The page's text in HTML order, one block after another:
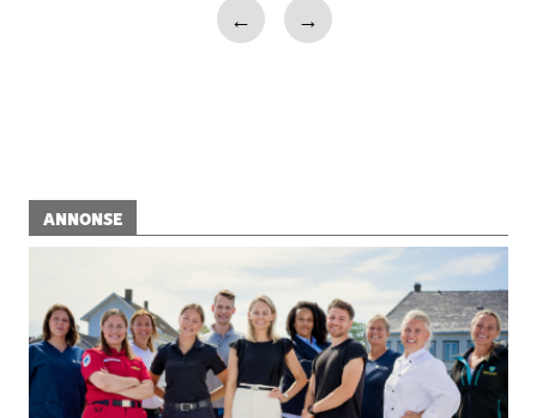
← →
ANNONSE